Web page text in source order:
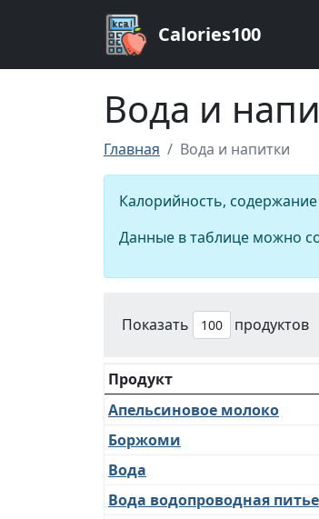
Calories100
Вода и
Главная Вода и напитки
Калорийность,
Данные в таблице можно
Показать продуктов
Продукт
Апельсиновое молоко
Боржоми
Вода
Вода водопроводная